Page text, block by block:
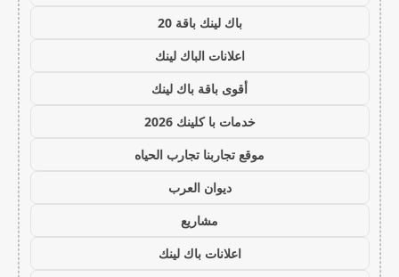
باك لينك باقة 20
اعلانات الباك لينك
أقوى باقة باك لينك
خدمات با كلينك 2026
موقع تجاربنا تجارب الحياه
ديوان العرب
مشاريع
اعلانات باك لينك